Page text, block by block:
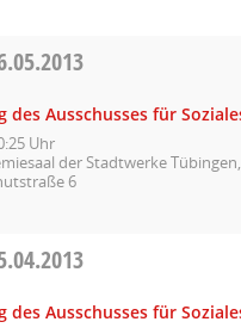
des Ausschusses für
Uhr
der Stadtwerke
6
des Ausschusses für